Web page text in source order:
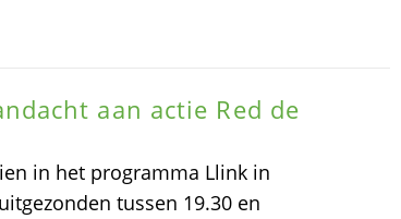
aan actie Red de
in het programma Llink in
tussen 19.30 en